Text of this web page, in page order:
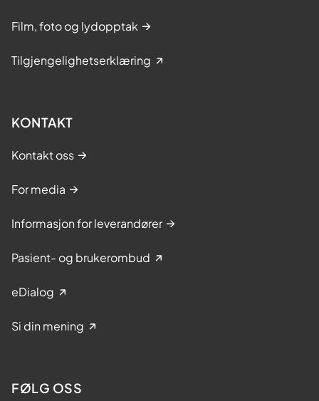
Film, foto og lydopptak
Tilgjengelighetserklæring
KONTAKT
Kontakt oss
For media
Informasjon for leverandører
Pasient- og brukerombud
eDialog
Si din mening
FØLG OSS